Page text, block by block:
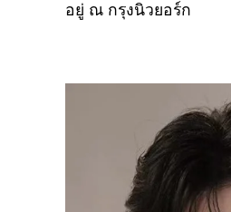
อยู่ ณ กรุงนิวยอร์ก